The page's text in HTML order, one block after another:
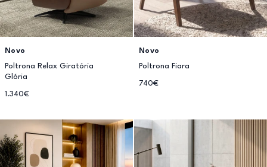
Novo
Poltrona Relax Giratória
Glória
1.340€
Novo
Poltrona Fiara
740€